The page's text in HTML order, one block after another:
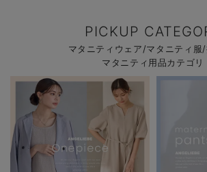
PICKUP
マタニティウェア/マタニティ服
マタニティ用品カテゴリ